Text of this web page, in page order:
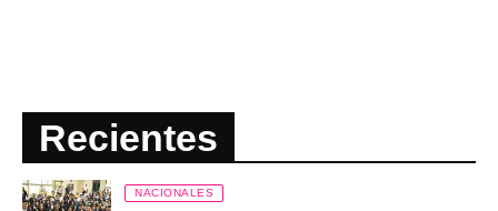
Recientes
NACIONALES